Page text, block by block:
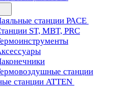
станции PACE
ST, MBT, PRC
станции
станции ATTEN